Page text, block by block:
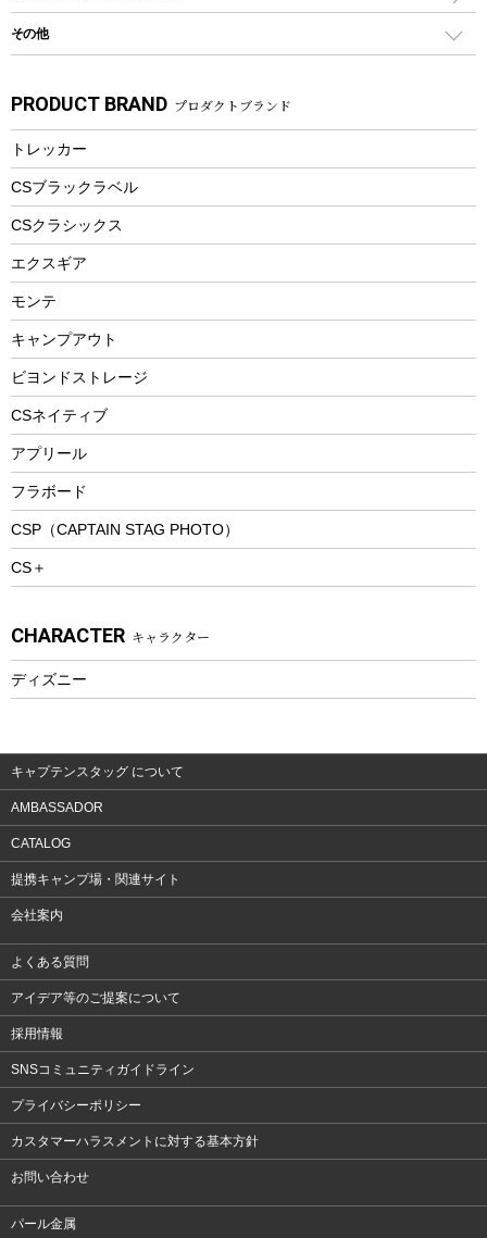
バーベキューツール
カトラリー
マグカップ、カップ
ステンレスボトル
フードボトル
トレー
ランチョンマット
ランチボックス
その他アウトドア雑貨
スプレー関係
ツール、他
パドル
ヘルメット
エアーポンプ
アクセサリー
シティサイクル
自転車ウェア
ラッシュガード
パラソル
フローティングベスト
ヘルメット
エアーポンプ
ビーチテント
ウィンター
スノーシュー
防寒ウェア
トレッキング
トレッキングアクセサリー
プレイグッズ
ウェルネス
ウェア、タオル
ウェア
その他
湯たんぽ
防災用品
PRODUCT BRAND プロダクトブランド
トレッカー
CSブラックラベル
CSクラシックス
エクスギア
モンテ
キャンプアウト
ビヨンドストレージ
CSネイティブ
アプリール
フラボード
CSP（CAPTAIN STAG PHOTO）
CS＋
CHARACTER キャラクター
ディズニー
キャプテンスタッグ について
AMBASSADOR
CATALOG
提携キャンプ場・関連サイト
会社案内
よくある質問
アイデア等のご提案について
採用情報
SNSコミュニティガイドライン
プライバシーポリシー
カスタマーハラスメントに対する基本方針
お問い合わせ
パール金属